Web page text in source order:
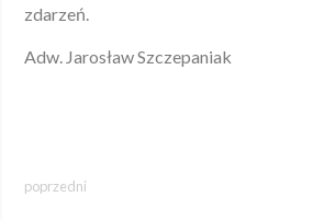
zdarzeń.
Adw. Jarosław Szczepaniak
poprzedni